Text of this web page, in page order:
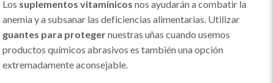
Los suplementos vitamínicos nos ayudarán a combatir la
anemia y a subsanar las deficiencias alimentarias. Utilizar
guantes para protegernuestras uñas cuando usemos
productos químicos abrasivos es también una opción
extremadamente aconsejable.